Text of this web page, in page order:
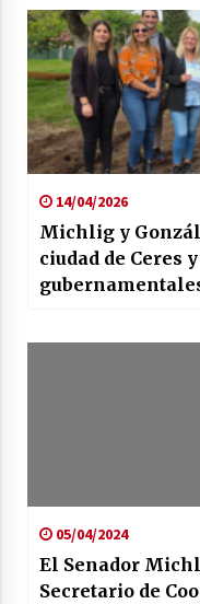
14/04/2026
Michlig y
ciudad de Ceres
05/04/2024
El Senador
Secretario de